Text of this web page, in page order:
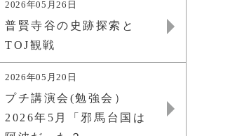
2026年05月26日
普賢寺谷の史跡探索と
TOJ観戦
2026年05月20日
プチ講演会(勉強会）
2026年5月「邪馬台国は